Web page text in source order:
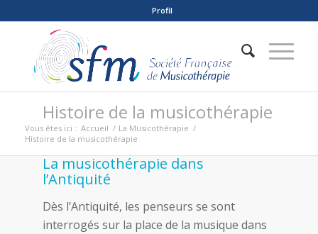
Profil
Histoire de la musicothérapie
Vous êtes ici : Accueil / La Musicothérapie /
Histoire de la musicothérapie
La musicothérapie dans
l’Antiquité
Dès l’Antiquité, les penseurs se sont
interrogés sur la place de la musique dans